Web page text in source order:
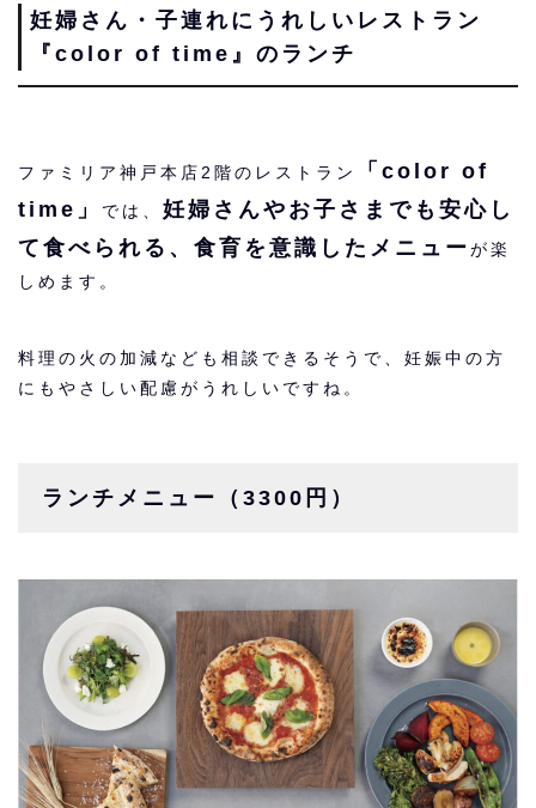
妊婦さん・子連れにうれしいレストラン
『color of time』のランチ
ファミリア神戸本店2階のレストラン
「color of
time」
では、 妊婦さんやお子さまでも安心し
て食べられる、食育を意識したメニューが楽
しめます。
料理の火の加減なども相談できるそうで、妊娠中の方
にもやさしい配慮がうれしいですね。
ランチメニュー（3300円）